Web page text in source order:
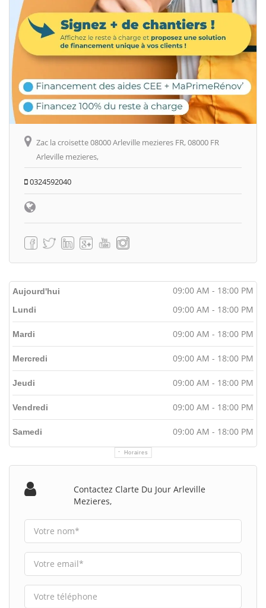
Zac la croisette 08000 Arleville mezieres FR, 08000 FR
Arleville mezieres,
0324592040
Aujourd'hui 09:00 AM - 18:00 PM
Horaires
Lundi 09:00 AM - 18:00 PM
Mardi 09:00 AM - 18:00 PM
Mercredi 09:00 AM - 18:00 PM
Jeudi 09:00 AM - 18:00 PM
Vendredi 09:00 AM - 18:00 PM
Samedi 09:00 AM - 18:00 PM
Contactez Clarte Du Jour Arleville
Mezieres,